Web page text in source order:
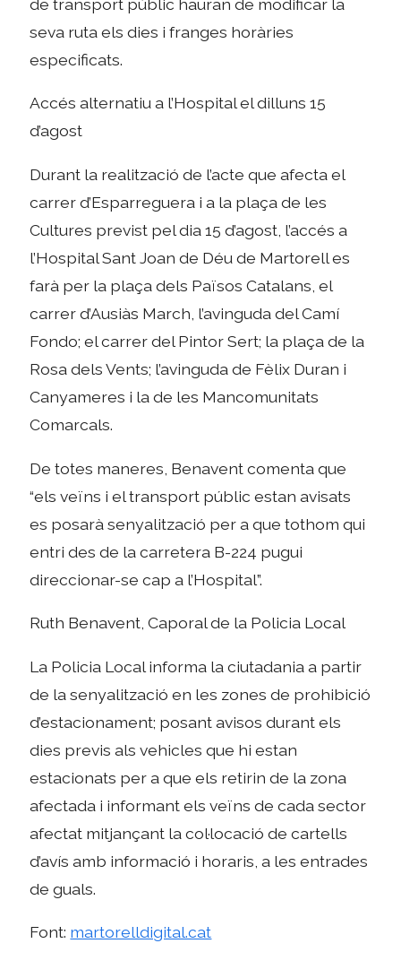
de transport públic hauran de modificar la
seva ruta els dies i franges horàries
especificats.
Accés alternatiu a l’Hospital el dilluns 15
d’agost
Durant la realització de l’acte que afecta el
carrer d’Esparreguera i a la plaça de les
Cultures previst pel dia 15 d’agost, l’accés a
l’Hospital Sant Joan de Déu de Martorell es
farà per la plaça dels Països Catalans, el
carrer d’Ausiàs March, l’avinguda del Camí
Fondo; el carrer del Pintor Sert; la plaça de la
Rosa dels Vents; l’avinguda de Fèlix Duran i
Canyameres i la de les Mancomunitats
Comarcals.
De totes maneres, Benavent comenta que
“els veïns i el transport públic estan avisats
es posarà senyalització per a que tothom qui
entri des de la carretera B-224 pugui
direccionar-se cap a l’Hospital”.
Ruth Benavent, Caporal de la Policia Local
La Policia Local informa la ciutadania a partir
de la senyalització en les zones de prohibició
d’estacionament; posant avisos durant els
dies previs als vehicles que hi estan
estacionats per a que els retirin de la zona
afectada i informant els veïns de cada sector
afectat mitjançant la col·locació de cartells
d’avís amb informació i horaris, a les entrades
de guals.
Font: martorelldigital.cat